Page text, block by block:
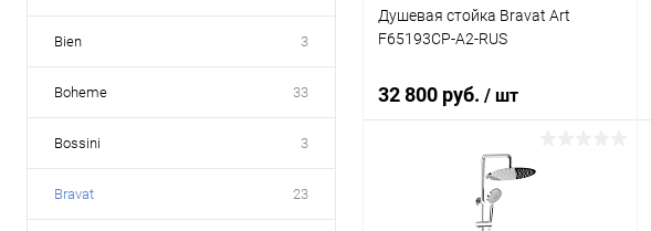
Bien 3
Boheme 33
Bossini 3
Bravat 23
Душевая стойка Bravat Art
F65193CP-A2-RUS
32 800 руб. / шт
В корзину